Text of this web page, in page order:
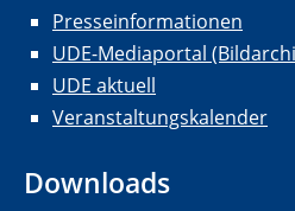
Presseinformationen
UDE-Mediaportal
UDE aktuell
Veranstaltungskalender
Downloads